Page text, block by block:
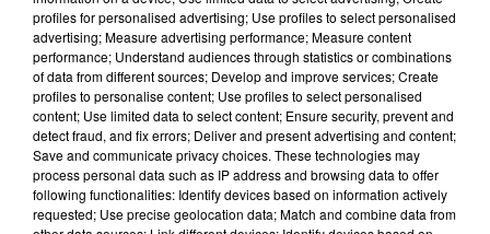
Cet élément est masqué compte-tenu du refus
du dépôt de cookies que vous avez exprimé. Si
vous souhaitez l'afficher, merci de nous donner
votre accord en cliquant sur le bouton ci-
dessous.
Afficher l'élément
profiles for personalised advertising; Use profiles to select personalised
advertising; Measure advertising performance; Measure content
performance; Understand audiences through statistics or combinations
of data from different sources; Develop and improve services; Create
profiles to personalise content; Use profiles to select personalised
content; Use limited data to select content; Ensure security, prevent and
detect fraud, and fix errors; Deliver and present advertising and content;
Save and communicate privacy choices. These technologies may
process personal data such as IP address and browsing data to offer
following functionalities: Identify devices based on information actively
requested; Use precise geolocation data; Match and combine data from